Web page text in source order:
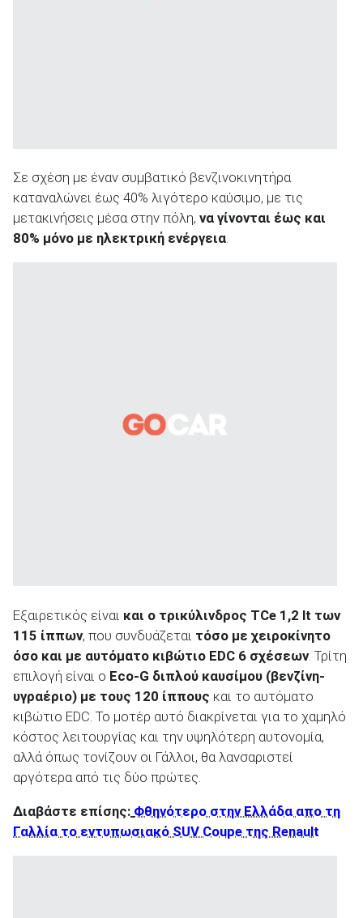
Σε σχέση με έναν συμβατικό βενζινοκινητήρα
καταναλώνει έως 40% λιγότερο καύσιμο, με τις
μετακινήσεις μέσα στην πόλη, να γίνονται έως και
80% μόνο με ηλεκτρική ενέργεια.
Εξαιρετικός είναι και ο τρικύλινδρος TCe 1,2 lt των
115 ίππων, που συνδυάζεται τόσο με χειροκίνητο
όσο και με αυτόματο κιβώτιο EDC 6 σχέσεων. Τρίτη
επιλογή είναι ο Eco-G διπλού καυσίμου (βενζίνη-
υγραέριο) με τους 120 ίππους και το αυτόματο
κιβώτιο EDC. Το μοτέρ αυτό διακρίνεται για το χαμηλό
κόστος λειτουργίας και την υψηλότερη αυτονομία,
αλλά όπως τονίζουν οι Γάλλοι, θα λανσαριστεί
αργότερα από τις δύο πρώτες.
Διαβάστε επίσης: Φθηνότερο στην Ελλάδα απο τη
Γαλλία το εντυπωσιακό SUV Coupe της Renault